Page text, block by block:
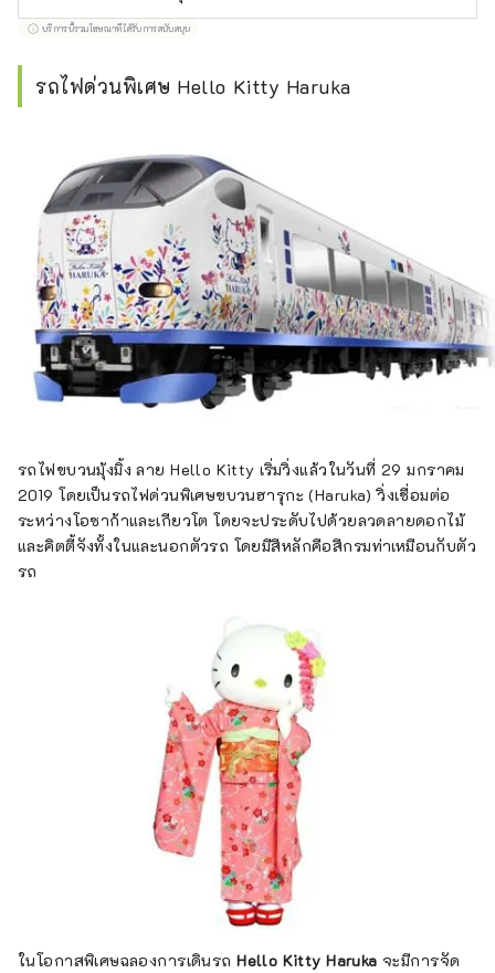
บริการนี้รวมโฆษณาที่ได้รับการสนับสนุน
รถไฟด่วนพิเศษ Hello Kitty Haruka
รถไฟขบวนมุ้งมิ้ง ลาย Hello Kitty เริ่มวิ่งแล้วในวันที่ 29 มกราคม
2019 โดยเป็นรถไฟด่วนพิเศษขบวนฮารุกะ (Haruka) วิ่งเชื่อมต่อ
ระหว่างโอซาก้าและเกียวโต โดยจะประดับไปด้วยลวดลายดอกไม้
และคิตตี้จังทั้งในและนอกตัวรถ โดยมีสีหลักคือสีกรมท่าเหมือนกับตัว
รถ
ในโอกาสพิเศษฉลองการเดินรถHello Kitty Haruka จะมีการจัด